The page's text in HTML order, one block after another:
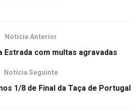
Notícia Anterior
Estrada com multas agravadas
Notícia Seguinte
1/8 de Final da Taça de Portugal